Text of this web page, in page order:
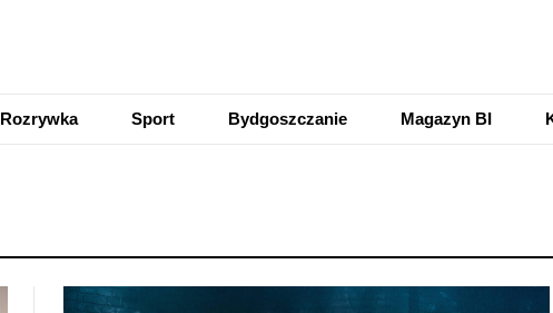
Rozrywka Sport Bydgoszczanie Magazyn BI